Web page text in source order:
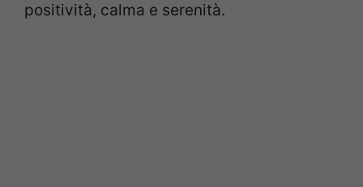
positività, calma e serenità.